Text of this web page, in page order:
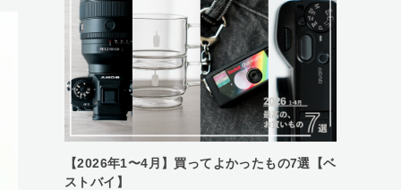
【2026年1〜4月】買ってよかったもの7選【ベ
ストバイ】